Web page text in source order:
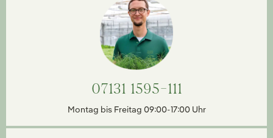
07131 1595-111
Montag bis Freitag 09:00-17:00 Uhr